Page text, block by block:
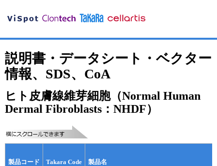
説明書・データシート・ベクター
情報、SDS、CoA
ヒト皮膚線維芽細胞（Normal Human
Dermal Fibroblasts：NHDF）
製品コード Takara Code 製品名